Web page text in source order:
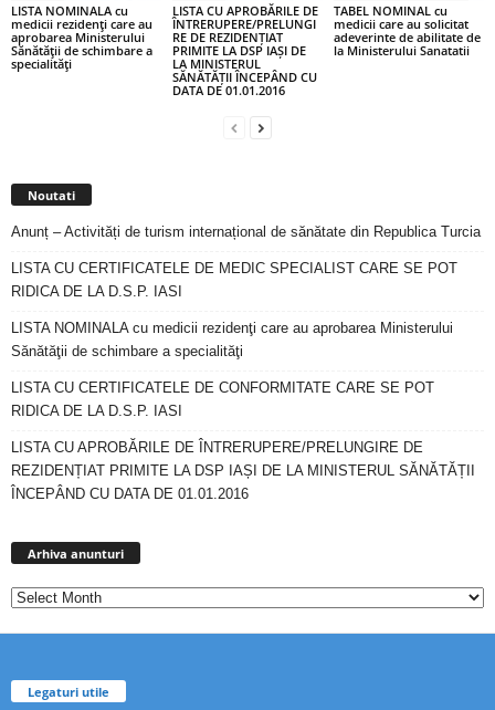
LISTA NOMINALA cu
medicii rezidenţi care au
aprobarea Ministerului
Sănătăţii de schimbare a
specialităţi
LISTA CU APROBĂRILE DE
ÎNTRERUPERE/PRELUNGI
RE DE REZIDENȚIAT
PRIMITE LA DSP IAȘI DE
LA MINISTERUL
SĂNĂTĂȚII ÎNCEPÂND CU
DATA DE 01.01.2016
TABEL NOMINAL cu
medicii care au solicitat
adeverinte de abilitate de
la Ministerului Sanatatii
Noutati
Anunț – Activități de turism internațional de sănătate din Republica Turcia
LISTA CU CERTIFICATELE DE MEDIC SPECIALIST CARE SE POT
RIDICA DE LA D.S.P. IASI
LISTA NOMINALA cu medicii rezidenţi care au aprobarea Ministerului
Sănătăţii de schimbare a specialităţi
LISTA CU CERTIFICATELE DE CONFORMITATE CARE SE POT
RIDICA DE LA D.S.P. IASI
LISTA CU APROBĂRILE DE ÎNTRERUPERE/PRELUNGIRE DE
REZIDENȚIAT PRIMITE LA DSP IAȘI DE LA MINISTERUL SĂNĂTĂȚII
ÎNCEPÂND CU DATA DE 01.01.2016
Arhiva anunturi
Legaturi utile